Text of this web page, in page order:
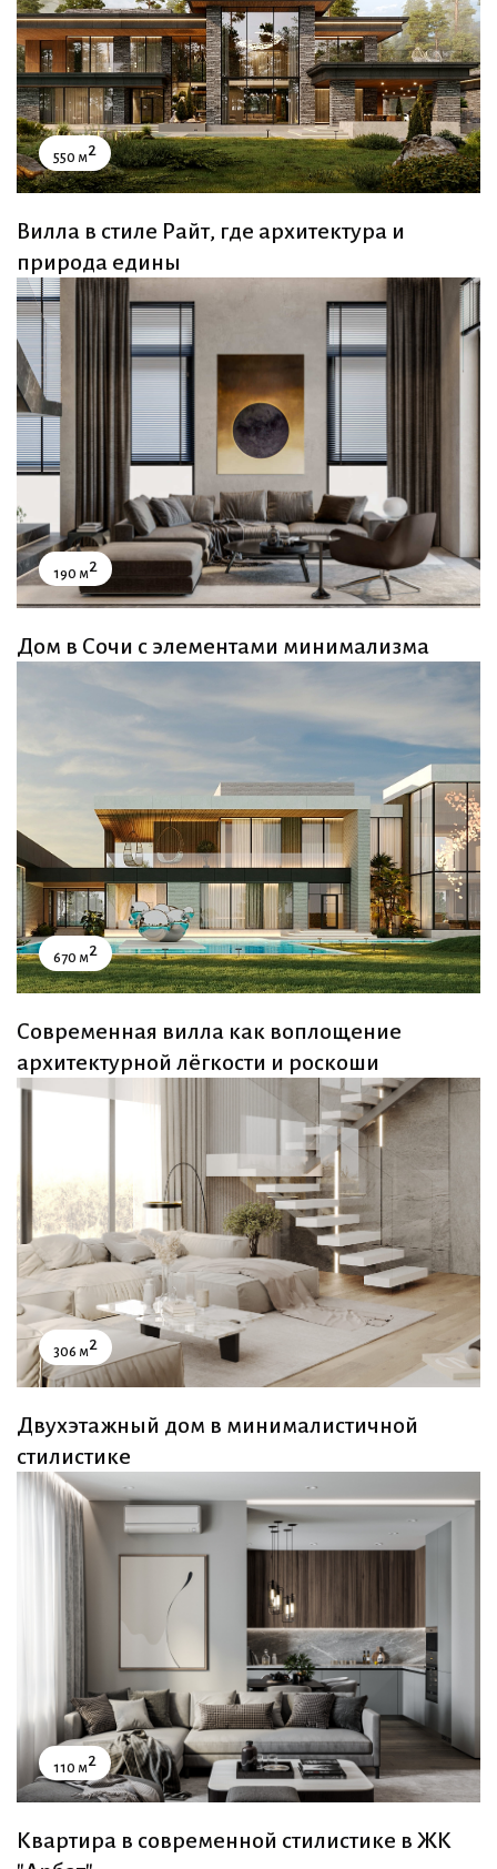
550 м2
Вилла в стиле Райт, где архитектура и
природа едины
190 м2
Дом в Сочи с элементами минимализма
670 м2
Современная вилла как воплощение
архитектурной лёгкости и роскоши
306 м2
Двухэтажный дом в минималистичной
стилистике
110 м2
Квартира в современной стилистике в ЖК